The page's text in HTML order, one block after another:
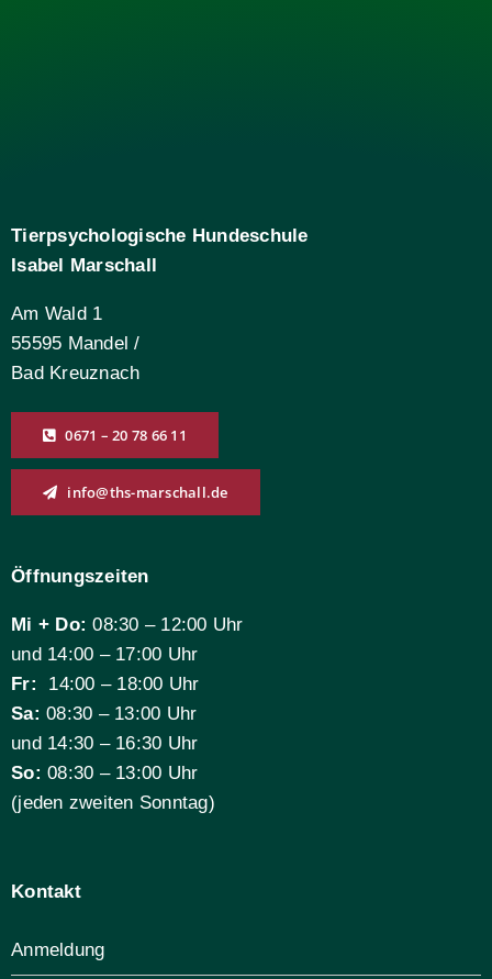
Tierpsychologische Hundeschule
Isabel Marschall
Am Wald 1
55595 Mandel /
Bad Kreuznach
0671 – 20 78 66 11
info@ths-marschall.de
Öffnungszeiten
Mi + Do: 08:30 – 12:00 Uhr
und 14:00 – 17:00 Uhr
Fr:
14:00 – 18:00 Uhr
Sa: 08:30 – 13:00 Uhr
und 14:30 – 16:30 Uhr
So: 08:30 – 13:00 Uhr
(jeden zweiten Sonntag)
Kontakt
Anmeldung